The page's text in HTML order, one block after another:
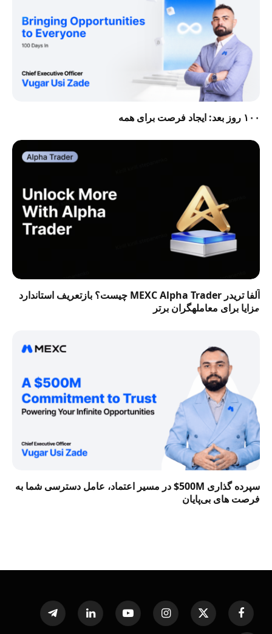
۱۰۰ روز بعد: ایجاد فرصت برای همه
آلفا تریدر MEXC Alpha Trader چیست؟ بازتعریف استاندارد
مزایا برای معاملهگران برتر
سپرده گذاری 500M$ در مسیر اعتماد، عامل دسترسی شما به
فرصت‌ های بی‌پایان
Facebook
X
(Twitter)
Instagram
YouTube
LinkedIn
Telegram